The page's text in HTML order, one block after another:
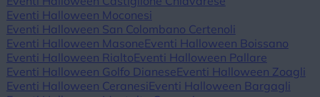
Eventi Halloween Moconesi
Eventi Halloween San Colombano Certenoli
Eventi Halloween MasoneEventi Halloween Boissano
Eventi Halloween RialtoEventi Halloween Pallare
Eventi Halloween Golfo DianeseEventi Halloween Zoagli
Eventi Halloween CeranesiEventi Halloween Bargagli